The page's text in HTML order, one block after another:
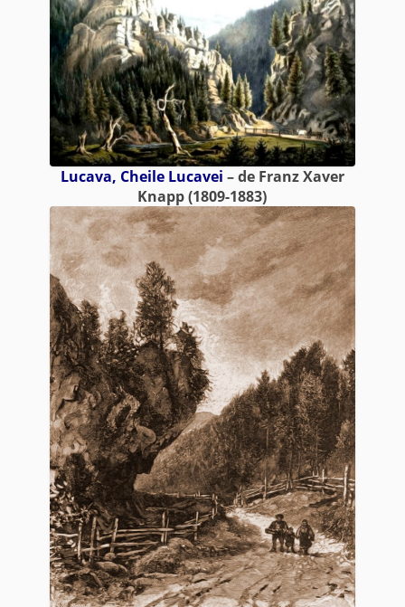
Lucava, Cheile Lucavei – de Franz Xaver
Knapp (1809-1883)